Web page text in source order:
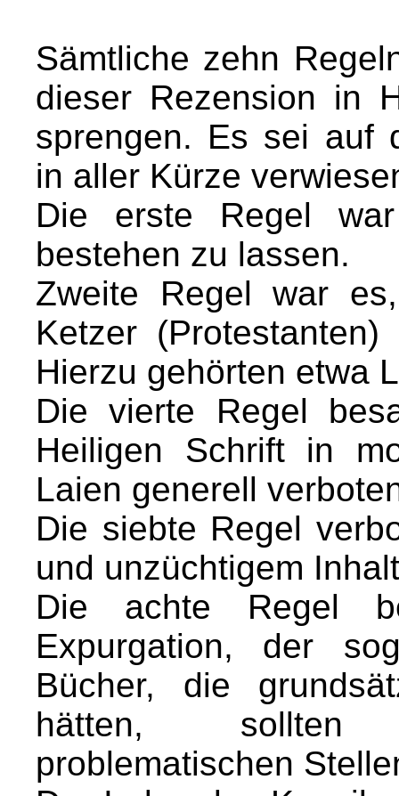
Sämtliche zehn
dieser Rezension in
sprengen. Es sei auf
in aller Kürze
Die erste Regel
bestehen zu lassen.
Zweite Regel war
Ketzer
Hierzu gehörten etwa
Die vierte Regel
Heiligen Schrift in
Laien generell
Die siebte Regel
und unzüchtigem
Die achte Regel
Expurgation, der
Bücher, die
hätten, sollten
problematischen